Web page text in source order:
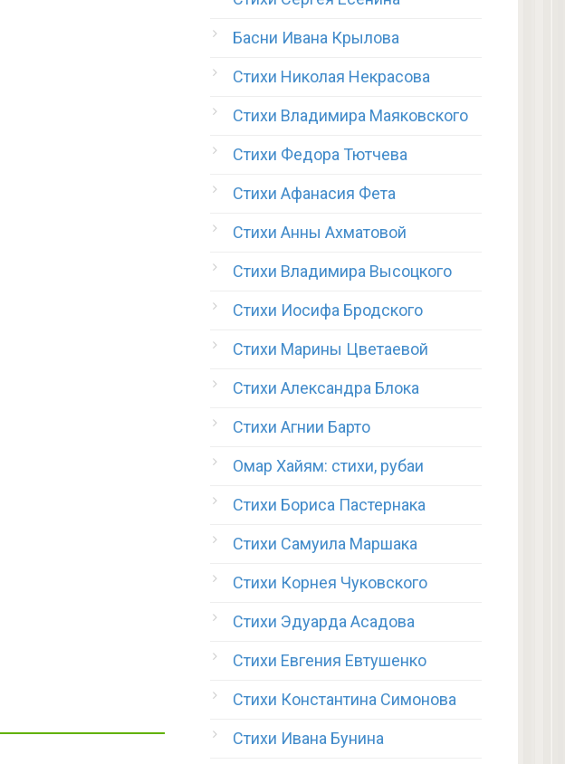
Басни Ивана Крылова
Стихи Николая Некрасова
Стихи Владимира Маяковского
Стихи Федора Тютчева
Стихи Афанасия Фета
Стихи Анны Ахматовой
Стихи Владимира Высоцкого
Стихи Иосифа Бродского
Стихи Марины Цветаевой
Стихи Александра Блока
Стихи Агнии Барто
Омар Хайям: стихи, рубаи
Стихи Бориса Пастернака
Стихи Самуила Маршака
Стихи Корнея Чуковского
Стихи Эдуарда Асадова
Стихи Евгения Евтушенко
Стихи Константина Симонова
Стихи Ивана Бунина